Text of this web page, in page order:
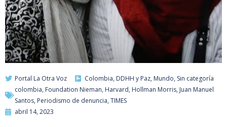
Portal La Otra Voz Colombia, DDHH y Paz, Mundo, Sin categoría
colombia, Foundation Nieman, Harvard, Hollman Morris, Juan Manuel
Santos, Periodismo de denuncia, TIMES
abril 14, 2023